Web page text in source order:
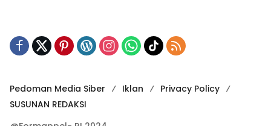
Pedoman Media Siber Iklan
Privacy Policy
SUSUNAN REDAKSI